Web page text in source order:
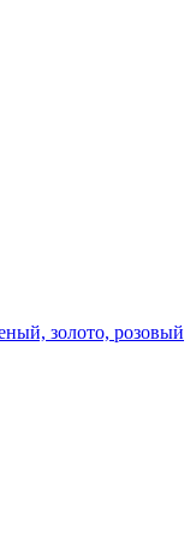
золото, розовый